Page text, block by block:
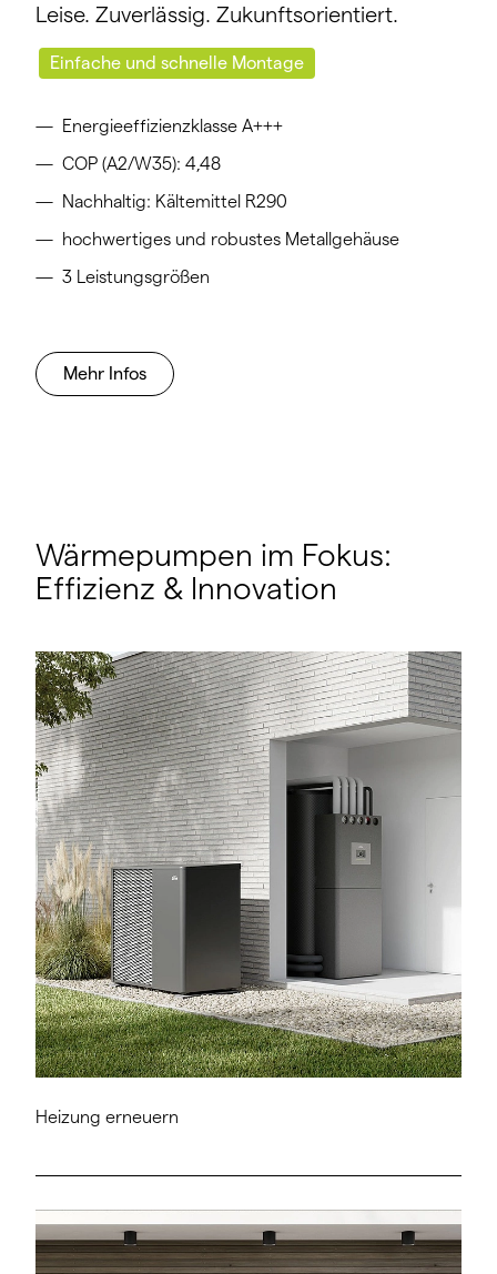
Leise. Zuverlässig. Zukunftsorientiert.
Einfache und schnelle Montage
Energieeffizienzklasse A+++
COP (A2/W35): 4,48
Nachhaltig: Kältemittel R290
hochwertiges und robustes Metallgehäuse
3 Leistungsgrößen
Mehr Infos
Wärmepumpen im Fokus:
Effizienz & Innovation
Heizung erneuern